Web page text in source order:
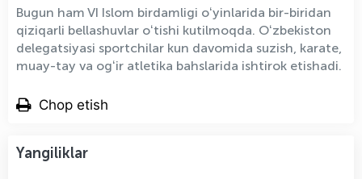
Bugun ham VI Islom birdamligi oʻyinlarida bir-biridan
qiziqarli bellashuvlar oʻtishi kutilmoqda. Oʻzbekiston
delegatsiyasi sportchilar kun davomida suzish, karate,
muay-tay va ogʻir atletika bahslarida ishtirok etishadi.
Chop etish
Yangiliklar